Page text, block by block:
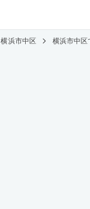
横浜市中区 横浜市中区